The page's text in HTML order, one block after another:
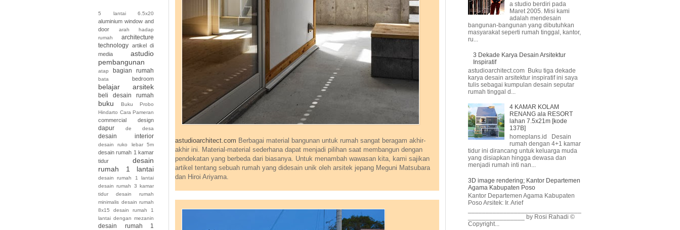
astudioarchitect.com Berbagai material bangunan untuk rumah sangat beragam akhir-
akhir ini. Material-material sederhana dapat menjadi pilihan saat membangun dengan
pendekatan yang berbeda dari biasanya. Untuk menambah wawasan kita, kami sajikan
artikel tentang sebuah rumah yang didesain unik oleh arsitek jepang Meguni Matsubara
dan Hiroi Ariyama.
5 lantai 6.5x20
aluminium window and
door
arah hadap
rumah
architecture
technology artikel di
media
astudio
pembangunan
atap bagian rumah
bata bedroom
belajar arsitek
beli desain rumah
buku
Buku Probo
Hindarto Cara Pameran
commercial design
dapur de desa
desain interior
desain ruko lebar 5m
desain rumah 1 kamar
tidur
desain
rumah 1 lantai
desain rumah 1 lantai
desain rumah 3 kamar
tidur desain rumah
minimalis desain rumah
8x15
desain rumah 1
lantai dengan mezanin
desain rumah 1
a studio berdiri pada
Maret 2005. Misi kami
adalah mendesain
bangunan-bangunan yang dibutuhkan
masyarakat seperti rumah tinggal, kantor,
ru...
3 Dekade Karya Desain Arsitektur
Inspiratif
astudioarchitect.com Buku tiga dekade
karya desain arsitektur inspiratif ini saya
tulis sebagai kumpulan desain seputar
rumah tinggal d...
4 KAMAR KOLAM
RENANG ala RESORT
lahan 7.5x21m [kode
137B]
homeplans.id Desain
rumah dengan 4+1 kamar
tidur ini dirancang untuk keluarga muda
yang disiapkan hingga dewasa dan
menjadi rumah inti nan...
3D image rendering; Kantor Departemen
Agama Kabupaten Poso
Kantor Departemen Agama Kabupaten
Poso Arsitek: Ir. Arief
________________ by Rosi Rahadi ©
Copyright...